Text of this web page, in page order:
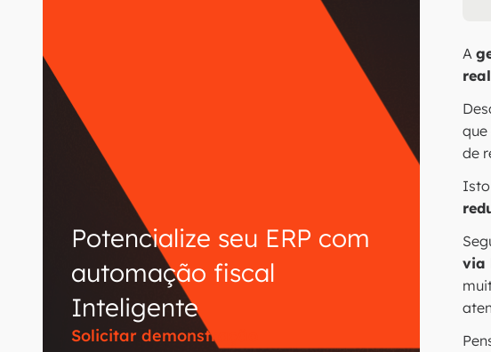
Potencialize seu ERP com
automação fiscal
Inteligente
Solicitar demonstração
A
que
de
via